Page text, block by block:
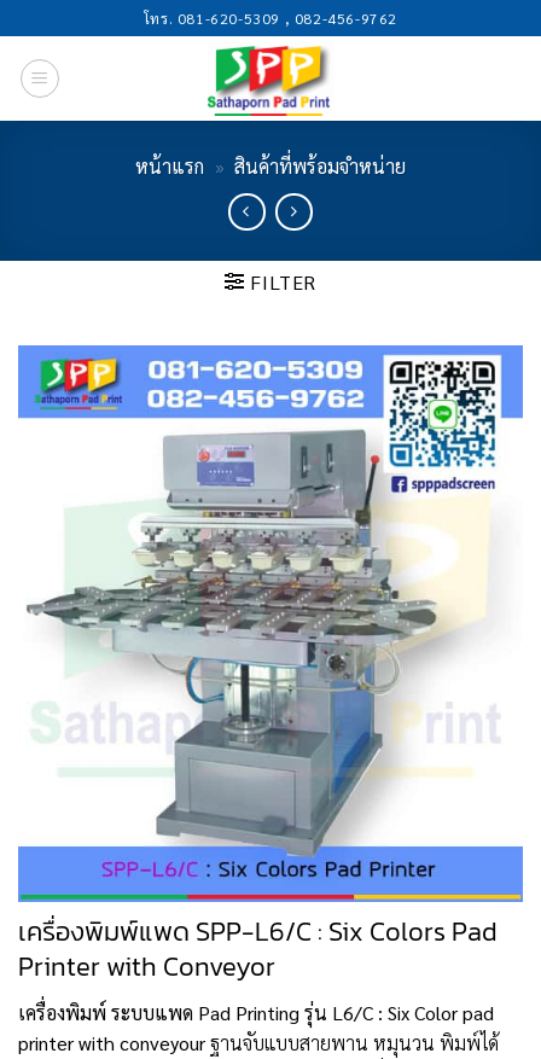
to
content
โทร. 081-620-5309 , 082-456-9762
หน้าแรก » สินค้าที่พร้อมจำหน่าย
FILTER
เครื่องพิมพ์แพด SPP-L6/C : Six Colors Pad
Printer with Conveyor
เครื่องพิมพ์ ระบบแพด Pad Printing รุ่น L6/C : Six Color pad
printer with conveyourฐานจับแบบสายพาน หมุนวน พิมพ์ได้